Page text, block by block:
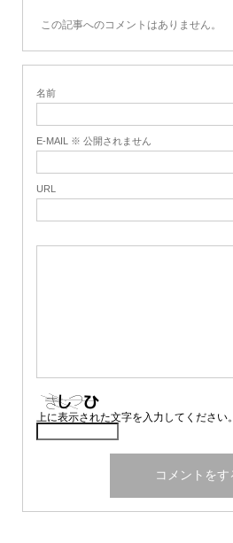
この記事へのコメントはありません。
名前
E-MAIL ※ 公開されません
URL
上に表示された文字を入力してください。